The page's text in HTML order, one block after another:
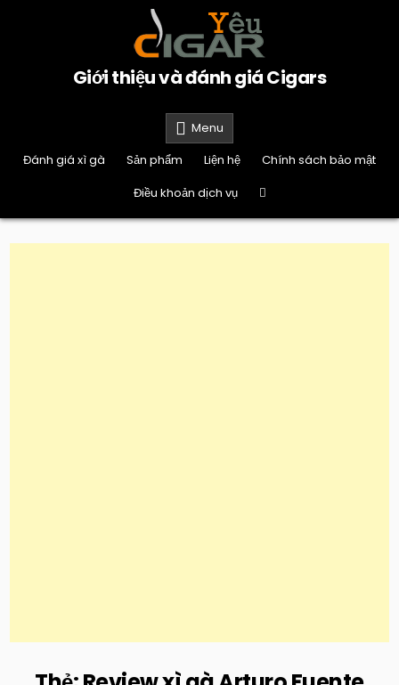
Giới thiệu và đánh giá Cigars
Menu
Đánh giá xì gà
Sản phẩm Liện hệ
Chính sách bảo mật
Điều khoản dịch vụ